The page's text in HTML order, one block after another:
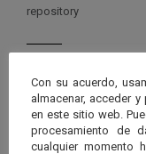
repository
Próximos
Con su acuerdo,
almacenar, acceder
en este sitio web.
procesamiento de
cualquier momento